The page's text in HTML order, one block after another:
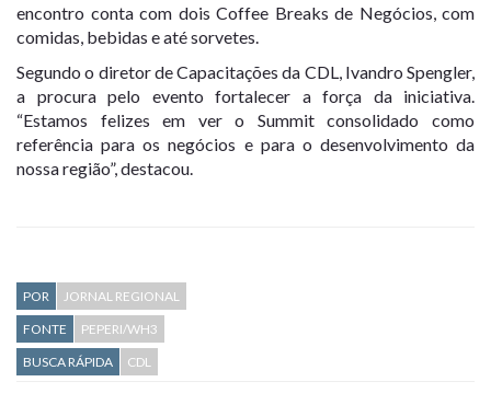
encontro conta com dois Coffee Breaks de Negócios, com
comidas, bebidas e até sorvetes.
Segundo o diretor de Capacitações da CDL, Ivandro Spengler,
a procura pelo evento fortalecer a força da iniciativa.
“Estamos felizes em ver o Summit consolidado como
referência para os negócios e para o desenvolvimento da
nossa região”, destacou.
POR
JORNAL REGIONAL
FONTE
PEPERI/WH3
BUSCA RÁPIDA
CDL